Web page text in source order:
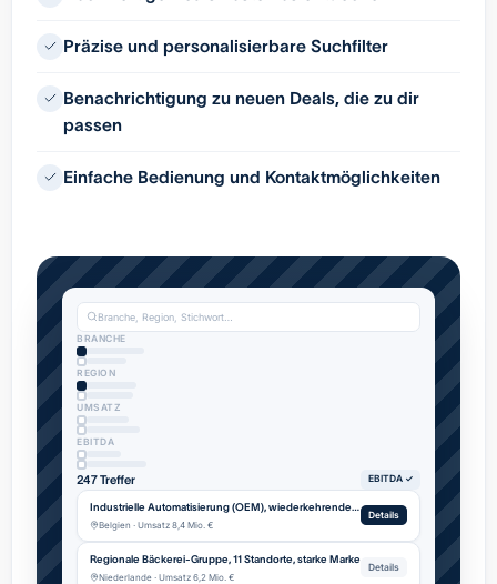
Präzise und personalisierbare Suchfilter
Benachrichtigung zu neuen Deals, die zu dir
passen
Einfache Bedienung und Kontaktmöglichkeiten
Branche, Region, Stichwort…
BRANCHE
REGION
UMSATZ
EBITDA
247 Treffer EBITDA ✓
Industrielle Automatisierung (OEM), wiederkehrender Service
Belgien · Umsatz 8,4 Mio. €
Details
Regionale Bäckerei-Gruppe, 11 Standorte, starke Marke
Niederlande · Umsatz 6,2 Mio. €
Details